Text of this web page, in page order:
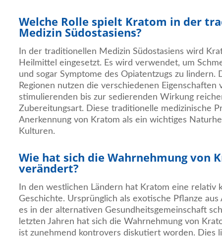
Welche Rolle spielt Kratom in der
Medizin Südostasiens?
In der traditionellen Medizin Südostasiens wird
Heilmittel eingesetzt. Es wird verwendet, um
und sogar Symptome des Opiatentzugs zu lindern.
Regionen nutzen die verschiedenen
stimulierenden bis zur sedierenden Wirkung
Zubereitungsart. Diese traditionelle medizinische
Anerkennung von Kratom als ein wichtiges
Kulturen.
Wie hat sich die Wahrnehmung von
verändert?
In den westlichen Ländern hat Kratom eine relativ
Geschichte. Ursprünglich als exotische Pflanze
es in der alternativen Gesundheitsgemeinschaft
letzten Jahren hat sich die Wahrnehmung von
ist zunehmend kontrovers diskutiert worden. Dies